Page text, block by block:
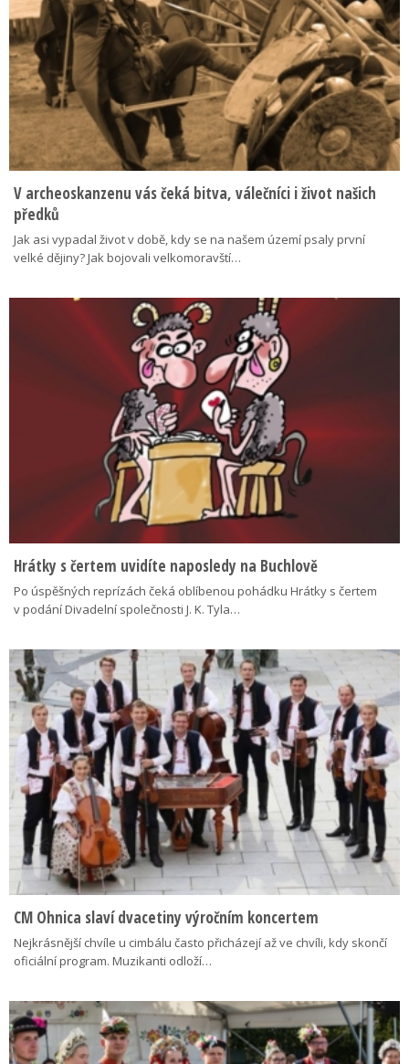
V archeoskanzenu vás čeká bitva, válečníci i život našich
předků
Jak asi vypadal život v době, kdy se na našem území psaly první
velké dějiny? Jak bojovali velkomoravští…
Hrátky s čertem uvidíte naposledy na Buchlově
Po úspěšných reprízách čeká oblíbenou pohádku Hrátky s čertem
v podání Divadelní společnosti J. K. Tyla…
CM Ohnica slaví dvacetiny výročním koncertem
Nejkrásnější chvíle u cimbálu často přicházejí až ve chvíli, kdy skončí
oficiální program. Muzikanti odloží…